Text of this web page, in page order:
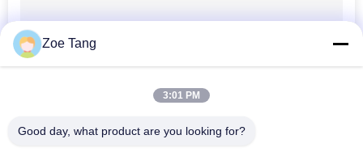
Vloed Lichte Polen
Zoe Tang
3:01 PM
Good day, what product are you looking for?